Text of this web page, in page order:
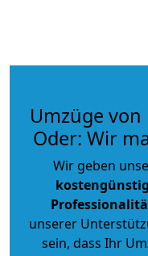
Umzüge
Oder: Wir
Wir geben
kostengünstig
unserer
sein, dass Ihr